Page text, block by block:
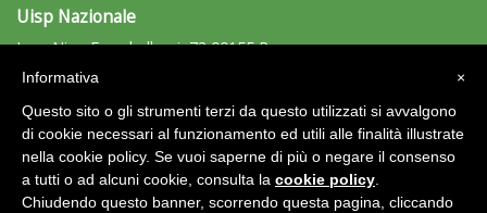
Uisp Nazionale
L.go Nino Franchellucci, 73 00155 Roma
Tel: 06.439841 - Fax: 06.43984320
C.F.: 97029170582
Area Riservata 2.0
×
Informativa
Questo sito o gli strumenti terzi da questo utilizzati si avvalgono
di cookie necessari al funzionamento ed utili alle finalità illustrate
nella cookie policy. Se vuoi saperne di più o negare il consenso
a tutti o ad alcuni cookie, consulta la cookie policy
Chiudendo questo banner, scorrendo questa pagina, cliccando